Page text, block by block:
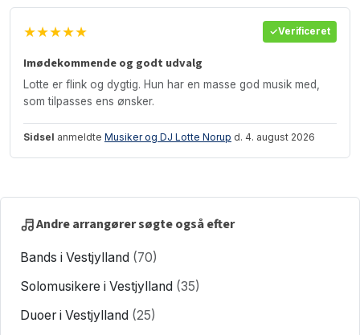
★★★★★ Verificeret
Imødekommende og godt udvalg
Lotte er flink og dygtig. Hun har en masse god musik med,
som tilpasses ens ønsker.
Sidsel anmeldte Musiker og DJ Lotte Norup d. 4. august 2026
Andre arrangører søgte også efter
Bands i Vestjylland (70)
Solomusikere i Vestjylland (35)
Duoer i Vestjylland (25)